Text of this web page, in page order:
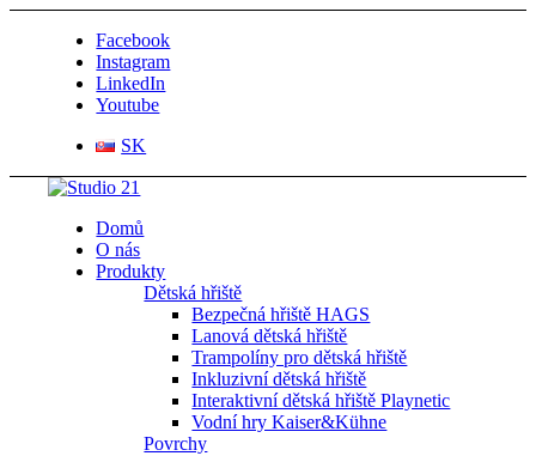
Facebook
Instagram
LinkedIn
Youtube
SK
Domů
O nás
Produkty
Dětská hřiště
Bezpečná hřiště HAGS
Lanová dětská hřiště
Trampolíny pro dětská hřiště
Inkluzivní dětská hřiště
Interaktivní dětská hřiště Playnetic
Vodní hry Kaiser&Kühne
Povrchy